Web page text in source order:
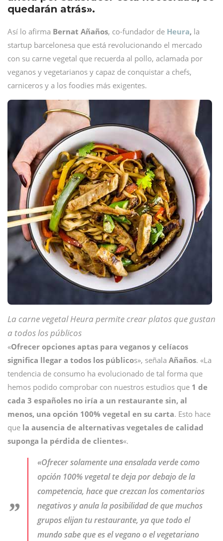
quedarán atrás».
Así lo afirma Bernat Añaños, co-fundador de Heura, la
startup barcelonesa que está revolucionando el mercado
con su carne vegetal que recuerda al pollo, aclamada por
veganos y vegetarianos y capaz de conquistar a chefs,
carniceros y a los foodies más exigentes.
La carne vegetal Heura permite crear platos que gustan
a todos los públicos
«Ofrecer opciones aptas para veganos y celíacos
significa llegar a todos los públicos», señala Añaños. «La
tendencia de consumo ha evolucionado de tal forma que
hemos podido comprobar con nuestros estudios que 1 de
cada 3 españoles no iría a un restaurante sin, al
menos, una opción 100% vegetal en su carta. Esto hace
que la ausencia de alternativas vegetales de calidad
suponga la pérdida de clientes«.
«Ofrecer solamente una ensalada verde como
opción 100% vegetal te deja por debajo de la
competencia, hace que crezcan los comentarios
negativos y anula la posibilidad de que muchos
grupos elijan tu restaurante, ya que todo el
mundo sabe que es el vegano o el vegetariano